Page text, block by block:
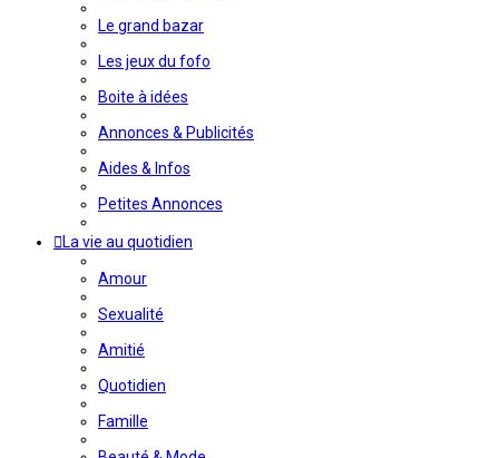
Le grand bazar
Les jeux du fofo
Boite à idées
Annonces & Publicités
Aides & Infos
Petites Annonces
La vie au quotidien
Amour
Sexualité
Amitié
Quotidien
Famille